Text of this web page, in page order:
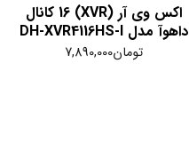
اکس وی آر (XVR) 16 کانال
داهوآ مدل DH-XVR4116HS-I
تومان7,890,000